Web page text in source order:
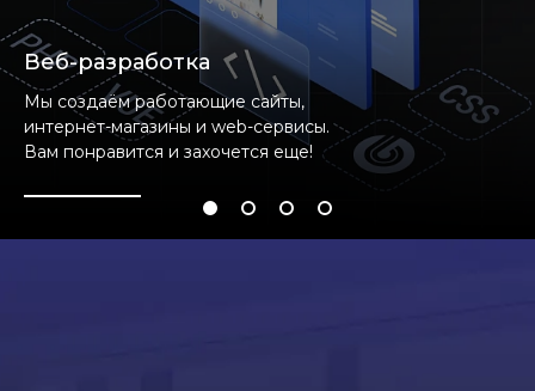
Веб-разработка
Мы создаём работающие сайты,
интернет-магазины и web-сервисы.
Вам понравится и захочется еще!